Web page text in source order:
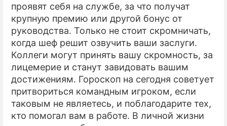
проявят себя на службе, за что получат
крупную премию или другой бонус от
руководства. Только не стоит скромничать,
когда шеф решит озвучить ваши заслуги.
Коллеги могут принять вашу скромность, за
лицемерие и станут завидовать вашим
достижениям. Гороскоп на сегодня советует
притвориться командным игроком, если
таковым не являетесь, и поблагодарите тех,
кто помогал вам в работе. В личной жизни